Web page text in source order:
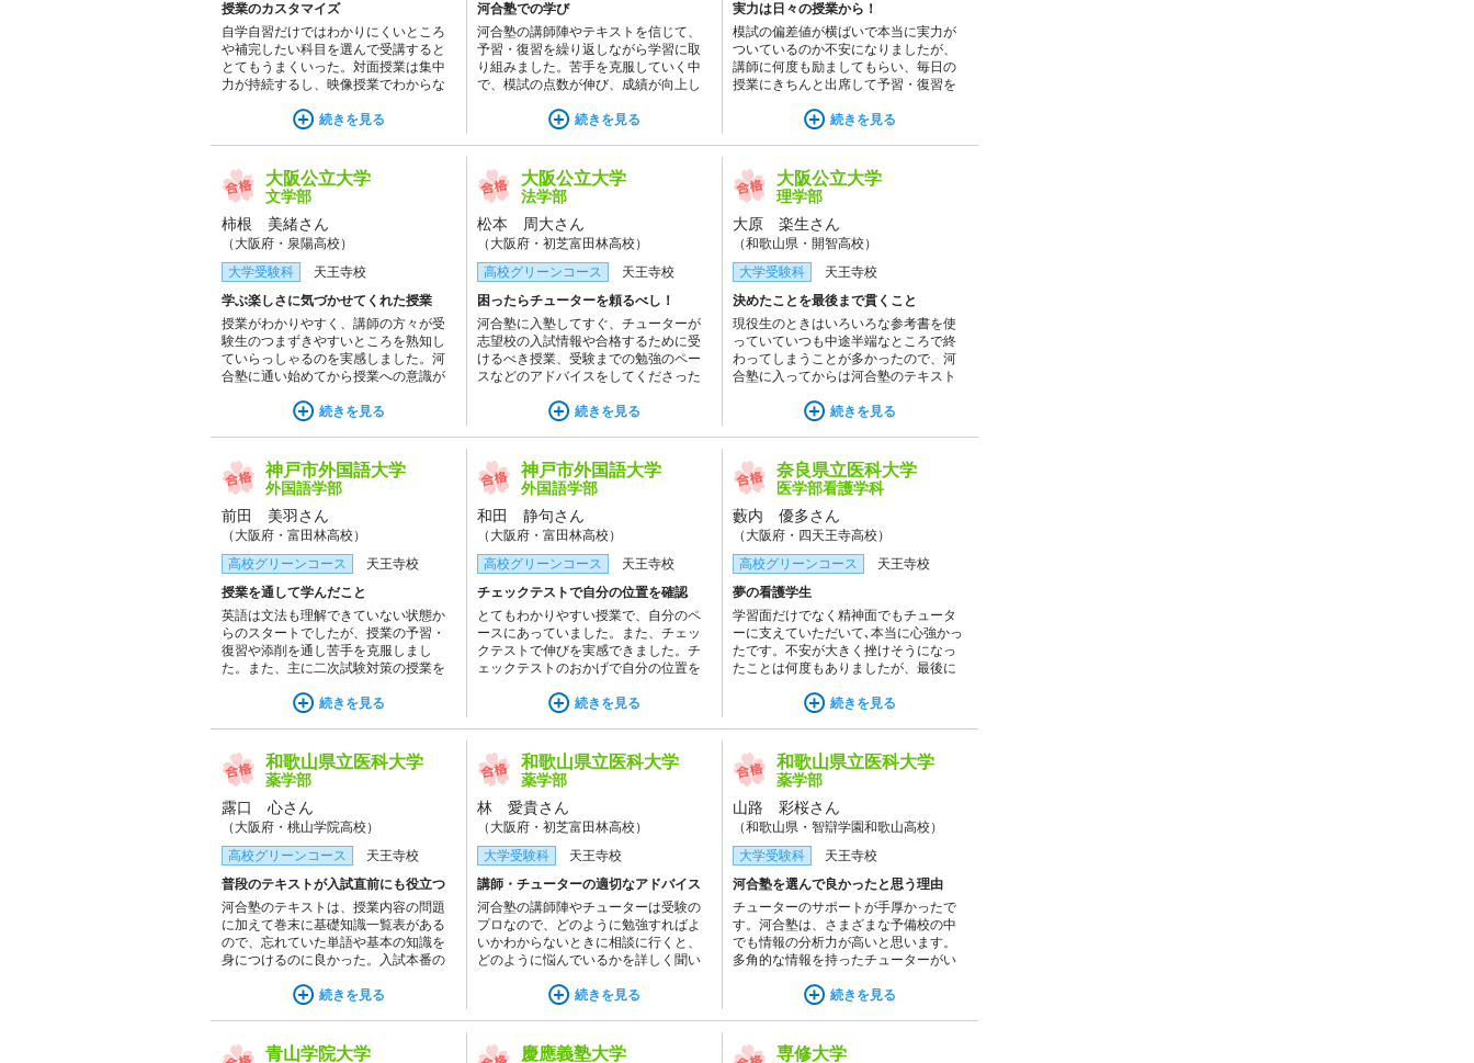
授業のカスタマイズ
自学自習だけではわかりにくいところ
や補完したい科目を選んで受講すると
とてもうまくいった。対面授業は集中
力が持続するし、映像授業でわからな
だから、河合塾は自分にぴったりの授
続きを見る
河合塾での学び
河合塾の講師陣やテキストを信じて、
予習・復習を繰り返しながら学習に取
り組みました。苦手を克服していく中
で、模試の点数が伸び、成績が向上し
み重ねが入試本番での自信にもつなが
本当にありがとうございました！
続きを見る
実力は日々の授業から！
模試の偏差値が横ばいで本当に実力が
ついているのか不安になりましたが、
講師に何度も励ましてもらい、毎日の
授業にきちんと出席して予習・復習を
を鼓舞して、自信を確かなものにしま
続きを見る
大阪公立大学
文学部
柿根 美緒さん
（大阪府・泉陽高校）
大学受験科
天王寺校
学ぶ楽しさに気づかせてくれた授業
授業がわかりやすく、講師の方々が受
験生のつまずきやすいところを熟知し
ていらっしゃるのを実感しました。河
合塾に通い始めてから授業への意識が
ながら楽しく学ぶことができました。
続きを見る
大阪公立大学
法学部
松本 周大さん
（大阪府・初芝富田林高校）
高校グリーンコース
天王寺校
困ったらチューターを頼るべし！
河合塾に入塾してすぐ、チューターが
志望校の入試情報や合格するために受
けるべき授業、受験までの勉強のペー
スなどのアドバイスをしてくださった
続きを見る
大阪公立大学
理学部
大原 楽生さん
（和歌山県・開智高校）
大学受験科
天王寺校
決めたことを最後まで貫くこと
現役生のときはいろいろな参考書を使
っていていつも中途半端なところで終
わってしまうことが多かったので、河
合塾に入ってからは河合塾のテキスト
自信を持って問題を解くことができる
ようになりました。
続きを見る
神戸市外国語大学
外国語学部
前田 美羽さん
（大阪府・富田林高校）
高校グリーンコース
天王寺校
授業を通して学んだこと
英語は文法も理解できていない状態か
らのスタートでしたが、授業の予習・
復習や添削を通し苦手を克服しまし
た。また、主に二次試験対策の授業を
してのアドバイスもいただくことがで
した。
続きを見る
神戸市外国語大学
外国語学部
和田 静句さん
（大阪府・富田林高校）
高校グリーンコース
天王寺校
チェックテストで自分の位置を確認
とてもわかりやすい授業で、自分のペ
ースにあっていました。また、チェッ
クテストで伸びを実感できました。チ
ェックテストのおかげで自分の位置を
て良かったです。続きを見る
奈良県立医科大学
医学部看護学科
藪内 優多さん
（大阪府・四天王寺高校）
高校グリーンコース
天王寺校
夢の看護学生
学習面だけでなく精神面でもチュータ
ーに支えていただいて､本当に心強かっ
たです。不安が大きく挫けそうになっ
たことは何度もありましたが、最後に
たです。救急でたくさん経験を積んで､
続きを見る
和歌山県立医科大学
薬学部
露口 心さん
（大阪府・桃山学院高校）
高校グリーンコース
天王寺校
普段のテキストが入試直前にも役立つ
河合塾のテキストは、授業内容の問題
に加えて巻末に基礎知識一覧表がある
ので、忘れていた単語や基本の知識を
身につけるのに良かった。入試本番の
を確認できて良かった。
続きを見る
和歌山県立医科大学
薬学部
林 愛貴さん
（大阪府・初芝富田林高校）
大学受験科
天王寺校
講師・チューターの適切なアドバイス
河合塾の講師陣やチューターは受験の
プロなので、どのように勉強すればよ
いかわからないときに相談に行くと、
どのように悩んでいるかを詳しく聞い
げながら勉強法を教えてくださいまし
続きを見る
和歌山県立医科大学
薬学部
山路 彩桜さん
（和歌山県・智辯学園和歌山高校）
大学受験科
天王寺校
河合塾を選んで良かったと思う理由
チューターのサポートが手厚かったで
す。河合塾は、さまざまな予備校の中
でも情報の分析力が高いと思います。
多角的な情報を持ったチューターがい
ても助かりました。続きを見る
青山学院大学 慶應義塾大学 専修大学